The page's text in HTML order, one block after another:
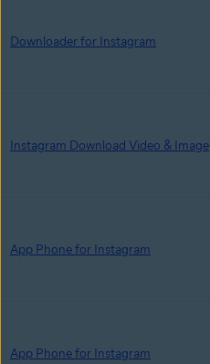
Downloader for Instagram
Instagram Download Video & Image
App Phone for Instagram
App Phone for Instagram